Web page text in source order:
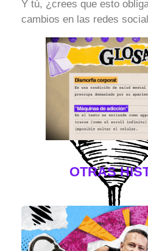
Y tú, ¿crees que esto
cambios en las redes
OTRAS